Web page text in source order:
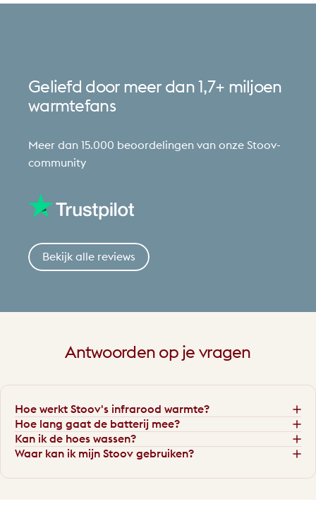
Geliefd door meer dan 1,7+ miljoen
warmtefans
Meer dan 15.000 beoordelingen van onze Stoov-
community
Bekijk alle reviews
Antwoorden op je vragen
Hoe werkt Stoov's infrarood warmte?
Hoe lang gaat de batterij mee?
Kan ik de hoes wassen?
Waar kan ik mijn Stoov gebruiken?